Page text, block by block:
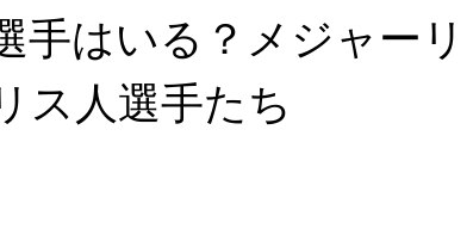
手はいる？メジャーリ
ス人選手たち